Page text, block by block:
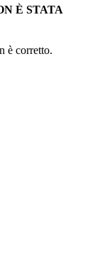
È STATA
è corretto.